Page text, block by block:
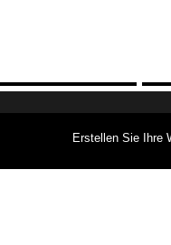
Erstellen Sie Ihre